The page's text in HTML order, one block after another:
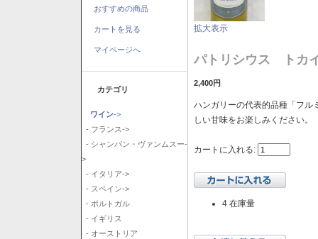
おすすめの商品
カートを見る
マイページへ
カテゴリ
ワイン->
- フランス->
- シャンパン・ヴァンムスー-
>
- イタリア->
- スペイン->
- ポルトガル
- イギリス
- オーストリア
拡大表示
パトリシウス トカ
2,400円
ハンガリーの代表的品種「フル
しい甘味をお楽しみください。
カートに入れる:
4 在庫量